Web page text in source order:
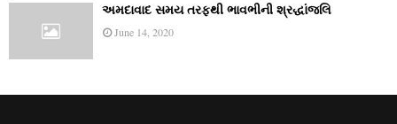
અમદાવાદ સમય તરફથી ભાવભીની શ્રદ્ધાંજલિ
June 14, 2020